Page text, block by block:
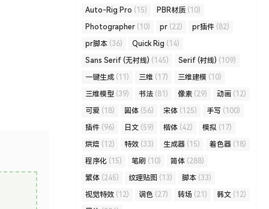
Auto-Rig Pro (15) PBR材质 (10)
Photographer (10) pr (22) pr插件 (82)
pr脚本 (36) Quick Rig (14)
Sans Serif (无衬线) (145) Serif (衬线) (109)
一键生成 (11) 三维 (17) 三维建模 (10)
三维模型 (39) 书法 (81) 像素 (29) 动画 (12)
可爱 (18) 圆体 (56) 宋体 (125) 手写 (100)
插件 (96) 日文 (59) 楷体 (42) 模拟 (17)
烘焙 (12) 特效 (33) 生成器 (15) 着色器 (18)
程序化 (15) 笔刷 (10) 简体 (288)
繁体 (245) 纹理贴图 (13) 脚本 (33)
视觉特效 (12) 调色 (27) 转场 (21) 韩文 (12)